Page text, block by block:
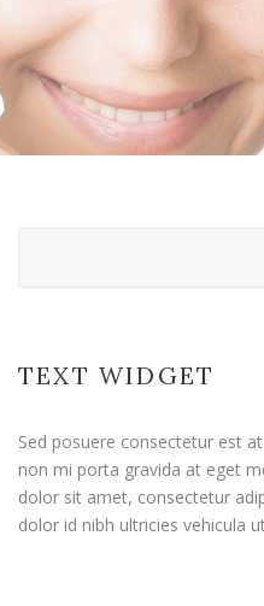
TEXT WIDGET
Sed posuere consectetur est
non mi porta gravida at eget
dolor sit amet, consectetur
dolor id nibh ultricies vehicula